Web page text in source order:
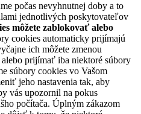
počas nevyhnutnej doby a to
jednotlivých poskytovateľov
môžete zablokovať alebo
cookies automaticky prijímajú
ich môžete zmenou
prijímať iba niektoré súbory
súbory cookies vo Vašom
jeho nastavenia tak, aby
vás upozornil na pokus
počítača. Úplným zákazom